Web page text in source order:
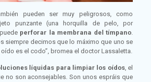
pueden ser muy peligrosos, como
punzante (una horquilla de pelo, por
perforar la membrana del tímpano.
siempre decimos que lo máximo que uno se
es el codo”, bromea el doctor Lassaletta.
líquidas para limpiar los oídos, el
no son aconsejables. Son unos espráis que